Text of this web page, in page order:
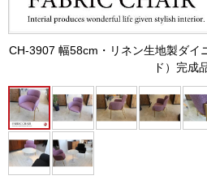
CH-3907 幅58cm・リネン生地製ダイ
ド）完成